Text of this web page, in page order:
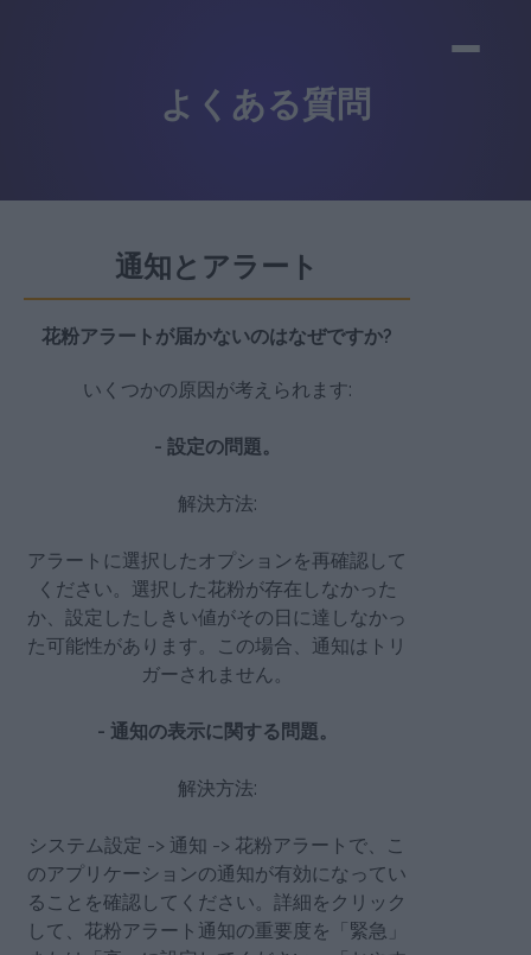
よくある質問
通知とアラート
花粉アラートが届かないのはなぜですか?
いくつかの原因が考えられます:
- 設定の問題。
解決方法:
アラートに選択したオプションを再確認して
ください。選択した花粉が存在しなかった
か、設定したしきい値がその日に達しなかっ
た可能性があります。この場合、通知はトリ
ガーされません。
- 通知の表示に関する問題。
解決方法:
システム設定 -> 通知 -> 花粉アラートで、こ
のアプリケーションの通知が有効になってい
ることを確認してください。詳細をクリック
して、花粉アラート通知の重要度を「緊急」